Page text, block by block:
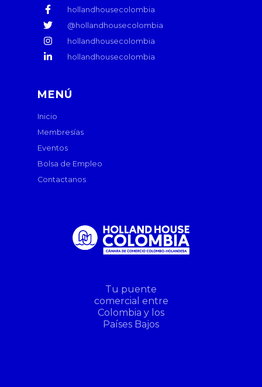
hollandhousecolombia
@hollandhousecolombia
hollandhousecolombia
hollandhousecolombia
MENÚ
Inicio
Membresías
Eventos
Bolsa de Empleo
Contactanos
Tu puente
comercial entre
Colombia y los
Países Bajos